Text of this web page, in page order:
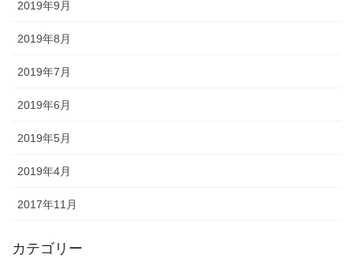
2019年9月
2019年8月
2019年7月
2019年6月
2019年5月
2019年4月
2017年11月
カテゴリー